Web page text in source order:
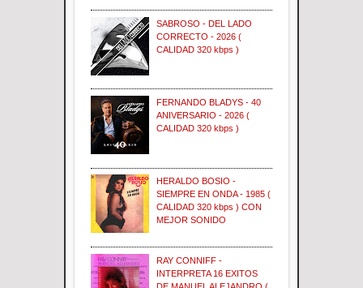
SABROSO - DEL LADO
CORRECTO - 2026 (
CALIDAD 320 kbps )
FERNANDO BLADYS - 40
ANIVERSARIO - 2026 (
CALIDAD 320 kbps )
HERALDO BOSIO -
SIEMPRE EN ONDA - 1985 (
CALIDAD 320 kbps ) CON
MEJOR SONIDO
RAY CONNIFF -
INTERPRETA 16 EXITOS